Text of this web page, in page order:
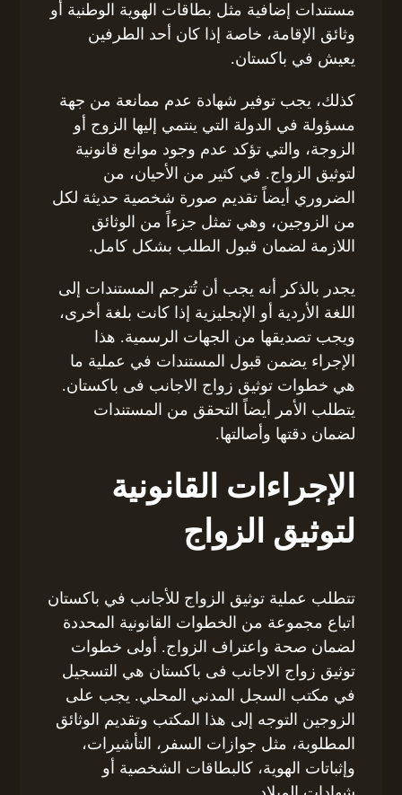
مستندات إضافية مثل بطاقات الهوية الوطنية أو
وثائق الإقامة، خاصة إذا كان أحد الطرفين
يعيش في باكستان.
كذلك، يجب توفير شهادة عدم ممانعة من جهة
مسؤولة في الدولة التي ينتمي إليها الزوج أو
الزوجة، والتي تؤكد عدم وجود موانع قانونية
لتوثيق الزواج. في كثير من الأحيان، من
الضروري أيضاً تقديم صورة شخصية حديثة لكل
من الزوجين، وهي تمثل جزءاً من الوثائق
اللازمة لضمان قبول الطلب بشكل كامل.
يجدر بالذكر أنه يجب أن تُترجم المستندات إلى
اللغة الأردية أو الإنجليزية إذا كانت بلغة أخرى،
ويجب تصديقها من الجهات الرسمية. هذا
الإجراء يضمن قبول المستندات في عملية ما
هي خطوات توثيق زواج الاجانب فى باكستان.
يتطلب الأمر أيضاً التحقق من المستندات
لضمان دقتها وأصالتها.
الإجراءات القانونية
لتوثيق الزواج
تتطلب عملية توثيق الزواج للأجانب في باكستان
اتباع مجموعة من الخطوات القانونية المحددة
لضمان صحة واعتراف الزواج. أولى خطوات
توثيق زواج الاجانب فى باكستان هي التسجيل
في مكتب السجل المدني المحلي. يجب على
الزوجين التوجه إلى هذا المكتب وتقديم الوثائق
المطلوبة، مثل جوازات السفر، التأشيرات،
وإثباتات الهوية، كالبطاقات الشخصية أو